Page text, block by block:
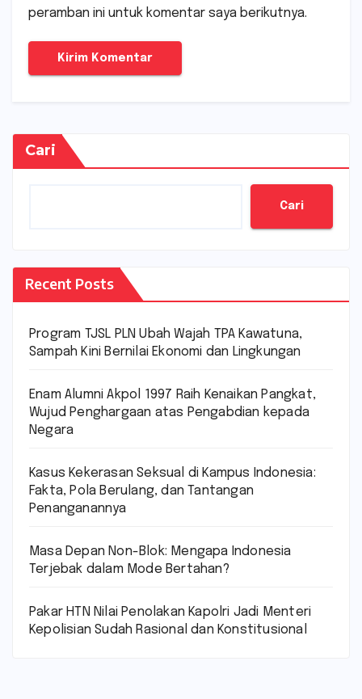
peramban ini untuk komentar saya berikutnya.
Cari
Cari
Recent Posts
Program TJSL PLN Ubah Wajah TPA Kawatuna,
Sampah Kini Bernilai Ekonomi dan Lingkungan
Enam Alumni Akpol 1997 Raih Kenaikan Pangkat,
Wujud Penghargaan atas Pengabdian kepada
Negara
Kasus Kekerasan Seksual di Kampus Indonesia:
Fakta, Pola Berulang, dan Tantangan
Penanganannya
Masa Depan Non-Blok: Mengapa Indonesia
Terjebak dalam Mode Bertahan?
Pakar HTN Nilai Penolakan Kapolri Jadi Menteri
Kepolisian Sudah Rasional dan Konstitusional